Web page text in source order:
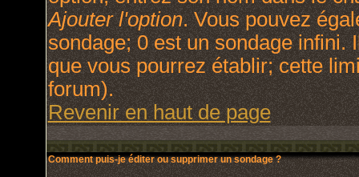
Ajouter l'option. Vous pouvez
sondage; 0 est un sondage infini.
que vous pourrez établir; cette
forum).
Revenir en haut de page
Comment puis-je éditer ou supprimer un sondage ?